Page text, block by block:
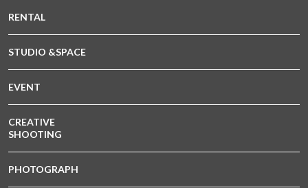
RENTAL
STUDIO &SPACE
EVENT
CREATIVE
SHOOTING
PHOTOGRAPH